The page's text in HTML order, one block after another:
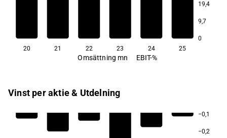
19,4
9,7
0
20 21 22 23 24 25
Omsättning mn EBIT-%
Vinst per aktie & Utdelning
−0,1
−0,2